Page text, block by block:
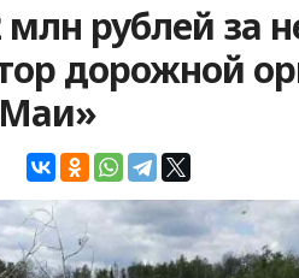
рублей за
дорожной